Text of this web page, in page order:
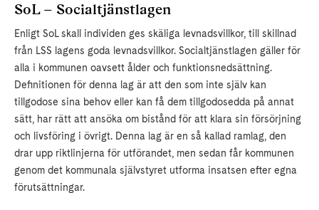
SoL – Socialtjänstlagen
Enligt SoL skall individen ges skäliga levnadsvillkor, till skillnad
från LSS lagens goda levnadsvillkor. Socialtjänstlagen gäller för
alla i kommunen oavsett ålder och funktionsnedsättning.
Definitionen för denna lag är att den som inte själv kan
tillgodose sina behov eller kan få dem tillgodosedda på annat
sätt, har rätt att ansöka om bistånd för att klara sin försörjning
och livsföring i övrigt. Denna lag är en så kallad ramlag, den
drar upp riktlinjerna för utförandet, men sedan får kommunen
genom det kommunala självstyret utforma insatsen efter egna
förutsättningar.